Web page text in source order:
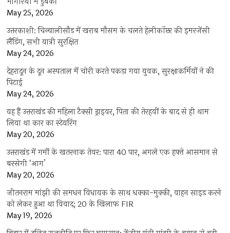
May 25, 2026
उत्तरकाशी: चिन्यालीसौड़ में खराब मौसम के चलते हेलीकॉप्टर की इमरजेंसी
लैंडिंग, सभी यात्री सुरक्षित
May 24, 2026
देहरादून के दून अस्पताल में चोरी करते पकड़ा गया युवक, सुरक्षाकर्मियों ने की
पिटाई
May 24, 2026
यह हैं उत्तराखंड की महिला टैक्सी ड्राइवर, पिता की तेरहवीं के बाद से ही थाम
लिया था कार का स्टेयरिंग
May 20, 2026
उत्तराखंड में गर्मी के खतरनाक तेवर: पारा 40 पार, अगले एक हफ्ते आसमान से
बरसेगी ‘आग’
May 20, 2026
जीतनराम मांझी की समधन विधायक के साथ धक्का-मुक्की, वाहन साइड करने
को लेकर हुआ था विवाद; 20 के खिलाफ FIR
May 19, 2026